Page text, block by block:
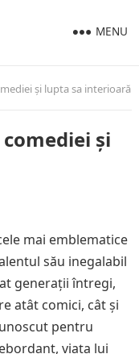
MENU
și lupta sa interioară
și
mai emblematice
său inegalabil
generații întregi,
atât comici, cât și
pentru
viața lui